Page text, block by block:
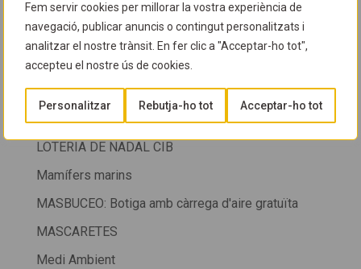
Fem servir cookies per millorar la vostra experiència de
navegació, publicar anuncis o contingut personalitzats i
analitzar el nostre trànsit. En fer clic a "Acceptar-ho tot",
accepteu el nostre ús de cookies.
Personalitzar Rebutja-ho tot Acceptar-ho tot
Investigació i recerca
Investigació marina
Jornades
La FFESSM atura les competicions de pesca en
apnea
LOTERIA DE NADAL CIB
Mamífers marins
MASBUCEO: Botiga amb càrrega d'aire gratuïta
MASCARETES
Medi Ambient